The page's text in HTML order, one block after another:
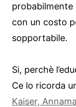
probabilmente
con un costo
sopportabile.
Si, perchè
Ce lo ricorda
Kaiser,